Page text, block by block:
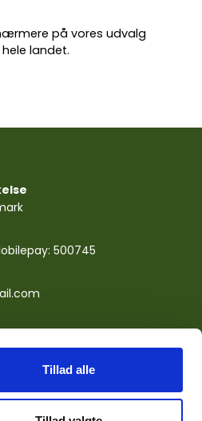
Tillad alle
på vores udvalg
landet.
500745